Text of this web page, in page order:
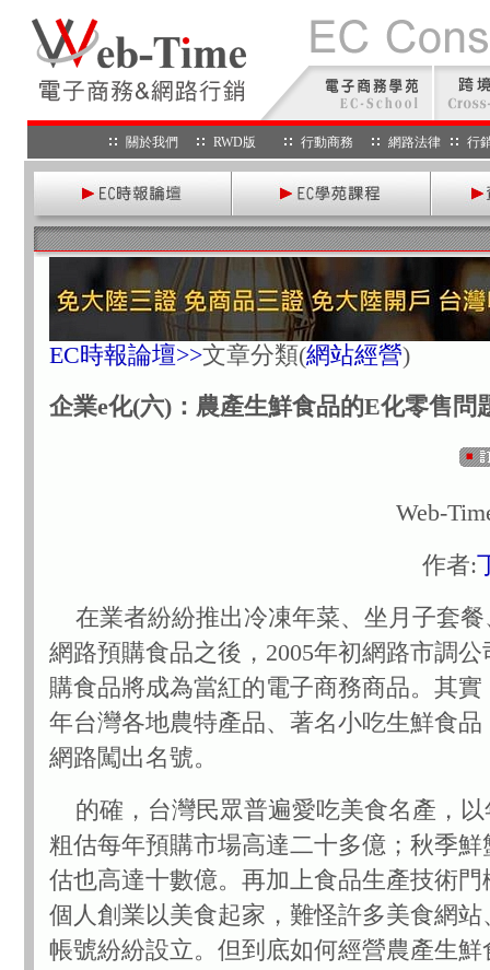
關於我們 RWD版 行動商務 網路法律 行
EC時報論壇>>文章分類(網站經營)
企業e化(六)：農產生鮮食品的E化零售問
Web-
作者:
在業者紛紛推出冷凍年菜、坐月子套餐
網路預購食品之後，2005年初網路市調
購食品將成為當紅的電子商務商品。其實
年台灣各地農特產品、著名小吃生鮮食品
網路闖出名號。
的確，台灣民眾普遍愛吃美食名產，以
粗估每年預購市場高達二十多億；秋季鮮
估也高達十數億。再加上食品生產技術門
個人創業以美食起家，難怪許多美食網站
帳號紛紛設立。但到底如何經營農產生鮮